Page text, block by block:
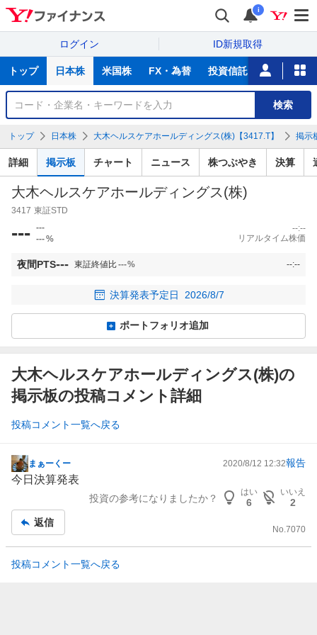
i
ログイン ID新規取得
サ
トップ 日本株 米国株 FX・為替 投資信託 ニュース
銘
検
索
検索
トップ 日本株 大木ヘルスケアホールディングス(株)【3417.T】 掲示
詳細 掲示板 チャート ニュース 株つぶやき 決算
大木ヘルスケアホールディングス(株)
3417 東証STD
--- ---
---%
--:--
リアルタイム株価
夜間PTS--- 東証終値比---% --:--
決算発表予定日 2026/8/7
ポートフォリオ追加
大木ヘルスケアホールディングス(株)の
掲示板の投稿コメント詳細
投稿コメント一覧へ戻る
掲
示
事
まぁーくー 2020/8/12 12:32報告
今日決算発表
投資の参考になりましたか？
はい
6
いいえ
2
返信
No.7070
投稿コメント一覧へ戻る